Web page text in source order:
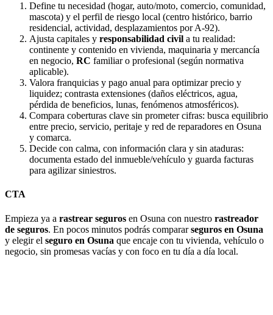
Define tu necesidad (hogar, auto/moto, comercio, comunidad,
mascota) y el perfil de riesgo local (centro histórico, barrio
residencial, actividad, desplazamientos por A-92).
Ajusta capitales y responsabilidad civil a tu realidad:
continente y contenido en vivienda, maquinaria y mercancía
en negocio, RC familiar o profesional (según normativa
aplicable).
Valora franquicias y pago anual para optimizar precio y
liquidez; contrasta extensiones (daños eléctricos, agua,
pérdida de beneficios, lunas, fenómenos atmosféricos).
Compara coberturas clave sin prometer cifras: busca equilibrio
entre precio, servicio, peritaje y red de reparadores en Osuna
y comarca.
Decide con calma, con información clara y sin ataduras:
documenta estado del inmueble/vehículo y guarda facturas
para agilizar siniestros.
CTA
Empieza ya a rastrear seguros en Osuna con nuestro rastreador
de seguros. En pocos minutos podrás compararseguros en Osuna
y elegir el seguro en Osuna que encaje con tu vivienda, vehículo o
negocio, sin promesas vacías y con foco en tu día a día local.